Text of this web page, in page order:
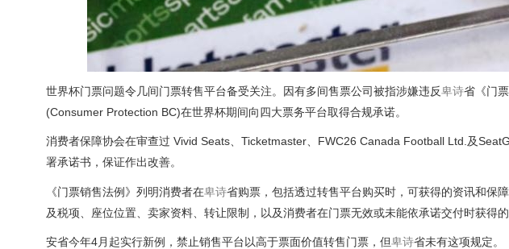
世界杯门票问题令几间门票转售平台备受关注。因有多间售票公司被指涉嫌违反卑诗省《门
(Consumer Protection BC)在世界杯期间向四大票务平台取得合规承诺。
消费者保障协会在审查过 Vivid Seats、Ticketmaster、FWC26 Canada Football Ltd.及
署承诺书，保证作出改善。
《门票销售法例》列明消费者在卑诗省购票，包括透过转售平台购买时，可获得的资讯和保
及税项、座位位置、卖家资料、转让限制，以及消费者在门票无效或未能依承诺交付时获得的
安省今年4月起实行新例，禁止销售平台以高于票面价值转售门票，但卑诗省未有这项规定。